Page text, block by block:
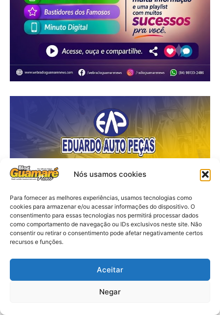
Nós usamos cookies
Para fornecer as melhores experiências, usamos tecnologias como
cookies para armazenar e/ou acessar informações do dispositivo. O
consentimento para essas tecnologias nos permitirá processar dados
como comportamento de navegação ou IDs exclusivos neste site. Não
consentir ou retirar o consentimento pode afetar negativamente certos
recursos e funções.
Aceitar
Negar